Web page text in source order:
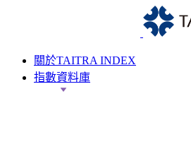
關於TAITRA INDEX
指數資料庫